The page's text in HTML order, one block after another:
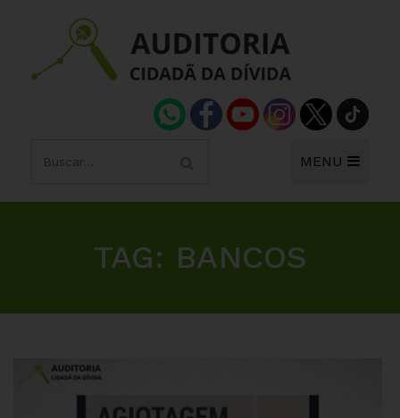
MENU
TAG: BANCOS